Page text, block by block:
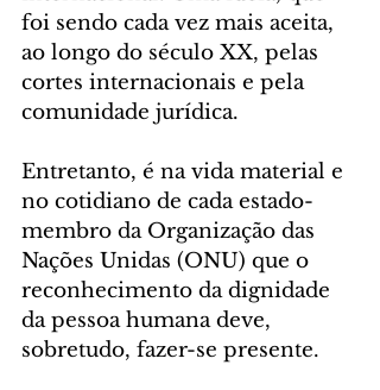
foi sendo cada vez mais aceita,
ao longo do século XX, pelas
cortes internacionais e pela
comunidade jurídica.
Entretanto, é na vida material e
no cotidiano de cada estado-
membro da Organização das
Nações Unidas (ONU) que o
reconhecimento da dignidade
da pessoa humana deve,
sobretudo, fazer-se presente.